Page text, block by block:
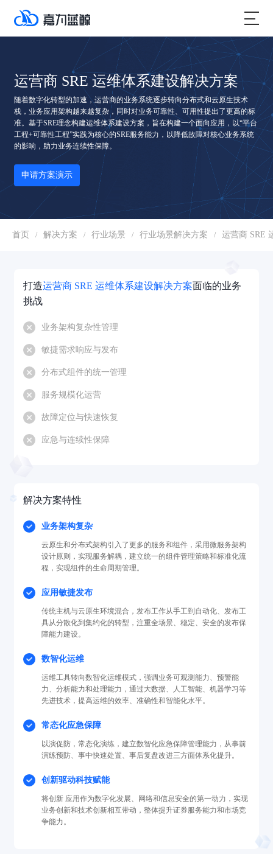
运营商 SRE 运维体系建设解决方案
随着数字化转型的加速，运营商的业务系统逐步转向分布式和云原生技术
栈，业务应用架构越来越复杂，同时对业务可靠性、可用性提出了更高的标
准。基于SRE理念构建运维体系建设方案，旨在构建一个面向应用，以“平台
工程+可靠性工程”实践为核心的SRE服务能力，以降低故障对核心业务系统
的影响，助力业务连续性保障。
申请方案演示
首页 / 解决方案 / 行业场景 / 行业场景解决方案 / 运营商 SRE
打造运营商 SRE 运维体系建设解决方案面临的业务
挑战
业务架构复杂性管理
敏捷需求响应与发布
分布式组件的统一管理
服务规模化运营
故障定位与快速恢复
应急与连续性保障
解决方案特性
业务架构复杂
云原生和分布式架构引入了更多的服务和组件，采用微服务架构
设计原则，实现服务解耦，建立统一的组件管理策略和标准化流
程，实现组件的生命周期管理。
应用敏捷发布
传统主机与云原生环境混合，发布工作从手工到自动化、发布工
具从分散化到集约化的转型，注重全场景、稳定、安全的发布保
障能力建设。
数智化运维
运维工具转向数智化运维模式，强调业务可观测能力、预警能
力、分析能力和处理能力，通过大数据、人工智能、机器学习等
先进技术，提高运维的效率、准确性和智能化水平。
常态化应急保障
以演促防，常态化演练，建立数智化应急保障管理能力，从事前
演练预防、事中快速处置、事后复盘改进三方面体系化提升。
创新驱动科技赋能
将创新 应用作为数字化发展、网络和信息安全的第一动力，实现
业务创新和技术创新相互带动，整体提升证券服务能力和市场竞
争能力。